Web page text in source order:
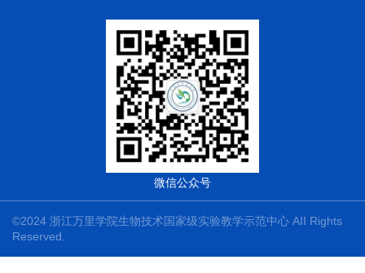
微信公众号
©2024 浙江万里学院生物技术国家级实验教学示范中心 AII Rights
Reserved.